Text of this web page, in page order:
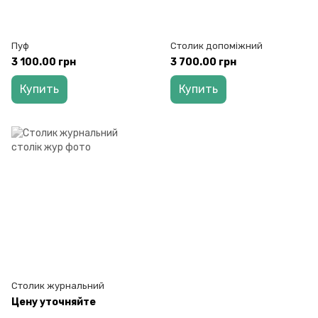
Пуф
3 100.00 грн
Купить
Столик допоміжний
3 700.00 грн
Купить
Столик журнальний
Цену уточняйте